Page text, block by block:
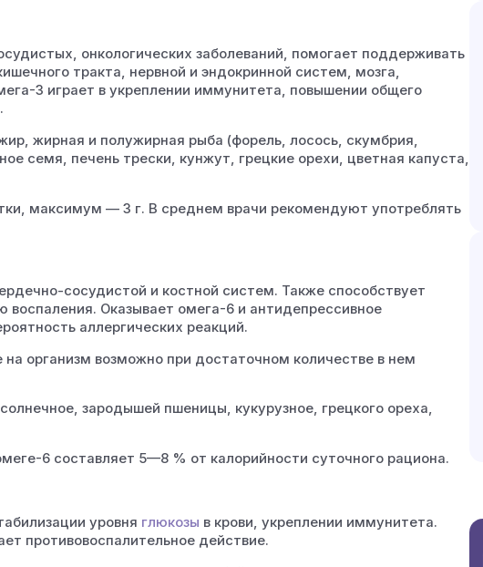
онкологических заболеваний, помогает поддерживать
тракта, нервной и эндокринной систем, мозга,
3 играет в укреплении иммунитета, повышении общего
жирная и полужирная рыба (форель, лосось, скумбрия,
семя, печень трески, кунжут, грецкие орехи, цветная капуста,
максимум — 3 г. В среднем врачи рекомендуют употреблять
сосудистой и костной систем. Также способствует
Оказывает омега-6 и антидепрессивное
аллергических реакций.
организм возможно при достаточном количестве в нем
зародышей пшеницы, кукурузное, грецкого ореха,
6 составляет 5—8 % от калорийности суточного рациона.
уровня глюкозы в крови, укреплении иммунитета.
противовоспалительное действие.